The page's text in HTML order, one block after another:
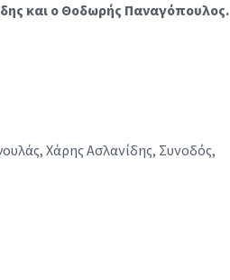
και ο Θοδωρής Παναγόπουλος.